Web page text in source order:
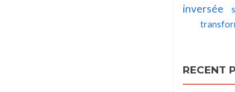
inversée
RECENT